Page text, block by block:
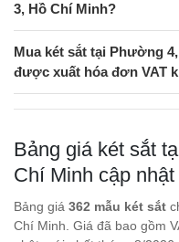
3, Hồ Chí Minh?
Mua két sắt tại Phường
được xuất hóa đơn VAT
Bảng giá két sắt
Chí Minh cập
Bảng giá 362 mẫu két sắt
Chí Minh. Giá đã bao gồm